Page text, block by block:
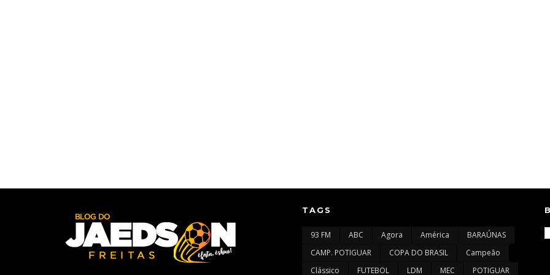
TAGS
93 FM ABC Agora América
BARAÚNAS
CAMP. POTIGUAR
COPA DO BRASIL
Campeão
Clássico
FUTEBOL LDM MEC POTIGUAR